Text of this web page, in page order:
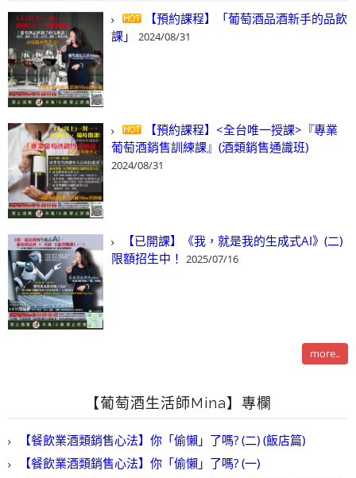
【預約課程】「葡萄酒品酒新手的品飲
課」
2024/08/31
【預約課程】<全台唯一授課>『專業
葡萄酒銷售訓練課』(酒類銷售通識班)
2024/08/31
【已開課】《我，就是我的生成式AI》(二)
限額招生中！ 2025/07/16
more..
【葡萄酒生活師Mina】專欄
【餐飲業酒類銷售心法】你「偷懶」了嗎? (二) (飯店篇)
【餐飲業酒類銷售心法】你「偷懶」了嗎? (一)